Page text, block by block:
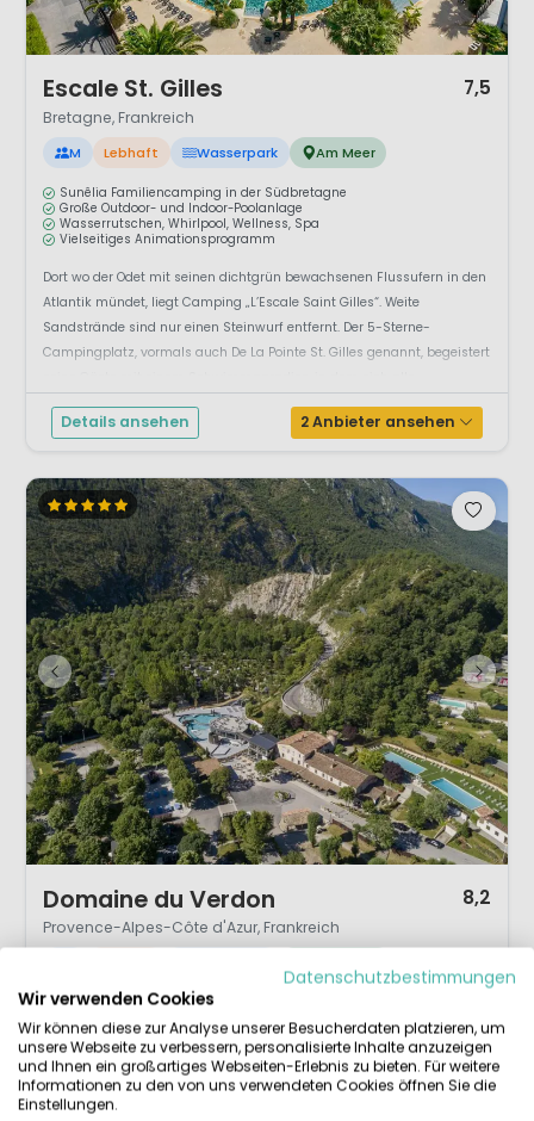
Escale St. Gilles 7,5
Bretagne, Frankreich
M Lebhaft Wasserpark Am Meer
Sunêlia Familiencamping in der Südbretagne
Große Outdoor- und Indoor-Poolanlage
Wasserrutschen, Whirlpool, Wellness, Spa
Vielseitiges Animationsprogramm
Dort wo der Odet mit seinen dichtgrün bewachsenen Flussufern in den
Atlantik mündet, liegt Camping „L’Escale Saint Gilles“. Weite
Sandstrände sind nur einen Steinwurf entfernt. Der 5-Sterne-
Campingplatz, vormals auch De La Pointe St. Gilles genannt, begeistert
Altersgruppen wohlfühlen.Camping ...
Details ansehen 2 Anbieter ansehen
Domaine du Verdon 8,2
Provence-Alpes-Côte d'Azur, Frankreich
4-Sterne-Campingplatz mitten in der Natur
Castillon-See mit Strand und Tretbooten
Beheizte Swimming Poolanlage
Mit Kinderbecken und mehreren Wasserrutschen
Camping Domaine du Verdon ist ein Campingplatz für aktive Urlauber
und „Wasserratten“ am See sowie am Fluss Verdon – inmitten einer
Datenschutzbestimmungen
Wir verwenden Cookies
Wir können diese zur Analyse unserer Besucherdaten platzieren, um
unsere Webseite zu verbessern, personalisierte Inhalte anzuzeigen
und Ihnen ein großartiges Webseiten-Erlebnis zu bieten. Für weitere
Informationen zu den von uns verwendeten Cookies öffnen Sie die
Einstellungen.